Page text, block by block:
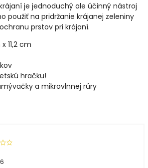
je jednoduchý ale účinný nástroj
použiť na pridržanie krájanej zeleniny
prstov pri krájaní.
11,2 cm
hračku!
a mikrovlnnej rúry